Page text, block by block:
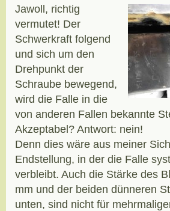
Jawoll, richtig
vermutet! Der
Schwerkraft folgend
und sich um den
Drehpunkt der
Schraube bewegend,
wird die Falle in die
von anderen Fallen bekannte
Akzeptabel? Antwort: nein!
Denn dies wäre aus meiner
Endstellung, in der die Falle
verbleibt. Auch die Stärke des
mm und der beiden dünneren
unten, sind nicht für